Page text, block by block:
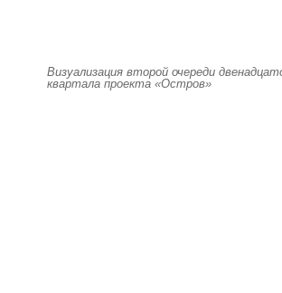
Визуализация второй очереди
квартала проекта «Остров»